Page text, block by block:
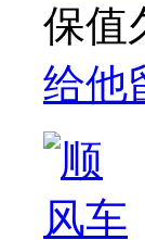
保值
给他